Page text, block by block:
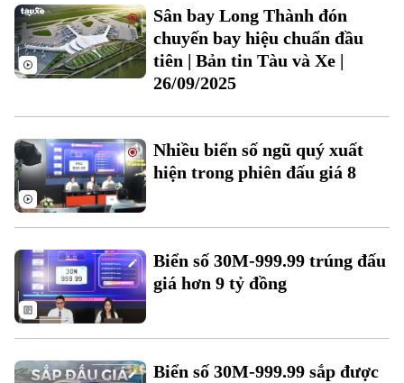
Kinh nghiệm
Thị trường
Đánh giá
Tuyển sinh
Hướng nghiệp
Tin tức
Làng nghề
Sức khỏe
Y tế
Tư vấn sức khỏe
Thể thao
Bóng đá
Quần vợt
Golf
Tin tức
Sao
Điện ảnh
Thời trang
Âm nhạc
Đã phát sóng
Sân bay Long Thành đón
chuyến bay hiệu chuẩn đầu
tiên | Bản tin Tàu và Xe |
26/09/2025
Nhiều biển số ngũ quý xuất
hiện trong phiên đấu giá 8
Biển số 30M-999.99 trúng đấu
giá hơn 9 tỷ đồng
Biển số 30M-999.99 sắp được